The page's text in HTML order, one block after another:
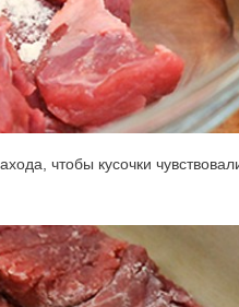
чтобы кусочки